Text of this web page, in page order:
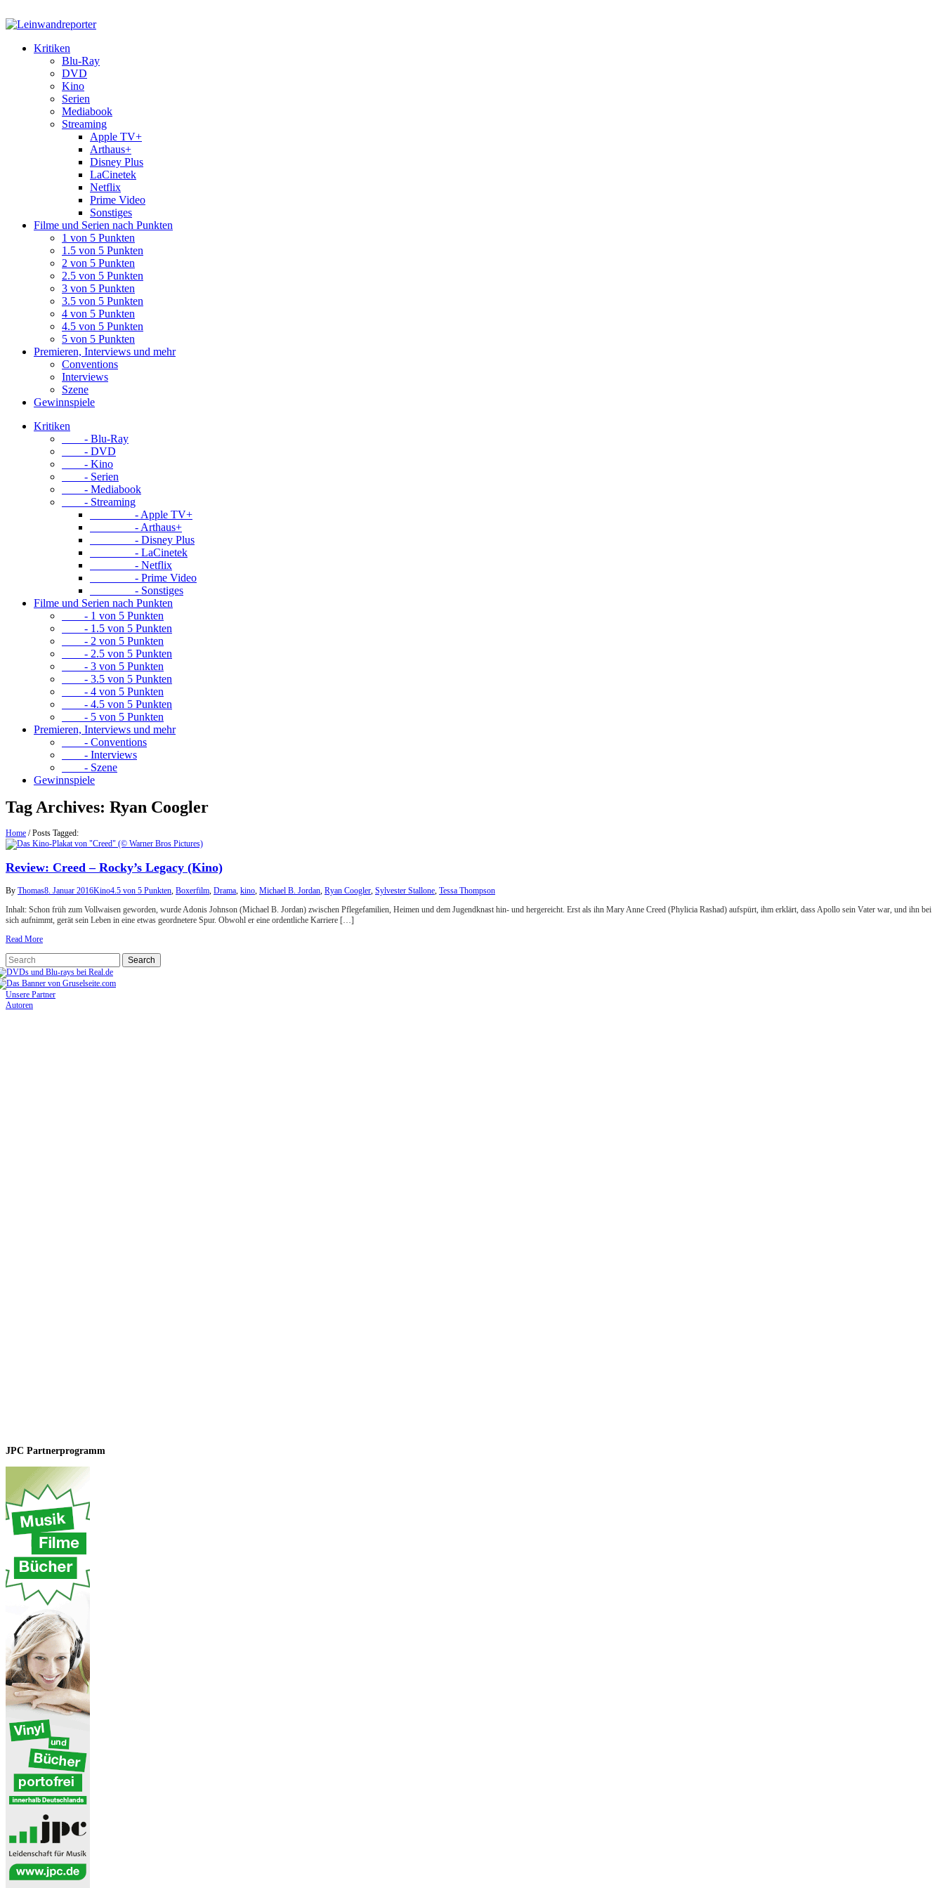
Kritiken
Blu-Ray
DVD
Kino
Serien
Mediabook
Streaming
Apple TV+
Arthaus+
Disney Plus
LaCinetek
Netflix
Prime Video
Sonstiges
Filme und Serien nach Punkten
1 von 5 Punkten
1.5 von 5 Punkten
2 von 5 Punkten
2.5 von 5 Punkten
3 von 5 Punkten
3.5 von 5 Punkten
4 von 5 Punkten
4.5 von 5 Punkten
5 von 5 Punkten
Premieren, Interviews und mehr
Conventions
Interviews
Szene
Gewinnspiele
Kritiken
- Blu-Ray
- DVD
- Kino
- Serien
- Mediabook
- Streaming
- Apple TV+
- Arthaus+
- Disney Plus
- LaCinetek
- Netflix
- Prime Video
- Sonstiges
Filme und Serien nach Punkten
- 1 von 5 Punkten
- 1.5 von 5 Punkten
- 2 von 5 Punkten
- 2.5 von 5 Punkten
- 3 von 5 Punkten
- 3.5 von 5 Punkten
- 4 von 5 Punkten
- 4.5 von 5 Punkten
- 5 von 5 Punkten
Premieren, Interviews und mehr
- Conventions
- Interviews
- Szene
Gewinnspiele
Tag Archives: Ryan Coogler
Home /Posts Tagged:
Review: Creed – Rocky’s Legacy (Kino)
By Thomas8. Januar 2016Kino4.5 von 5 Punkten, Boxerfilm, Drama, kino, Michael B. Jordan, Ryan Coogler, Sylvester Stallone, Tessa Thompson
Inhalt: Schon früh zum Vollwaisen geworden, wurde Adonis Johnson (Michael B. Jordan) zwischen Pflegefamilien, Heimen und dem Jugendknast hin- und hergereicht. Erst als ihn Mary Anne Creed (Phylicia Rashad) aufspürt, ihm erklärt, dass Apollo sein Vater war, und ihn bei
sich aufnimmt, gerät sein Leben in eine etwas geordnetere Spur. Obwohl er eine ordentliche Karriere […]
Read More
Unsere Partner
Autoren
JPC Partnerprogramm